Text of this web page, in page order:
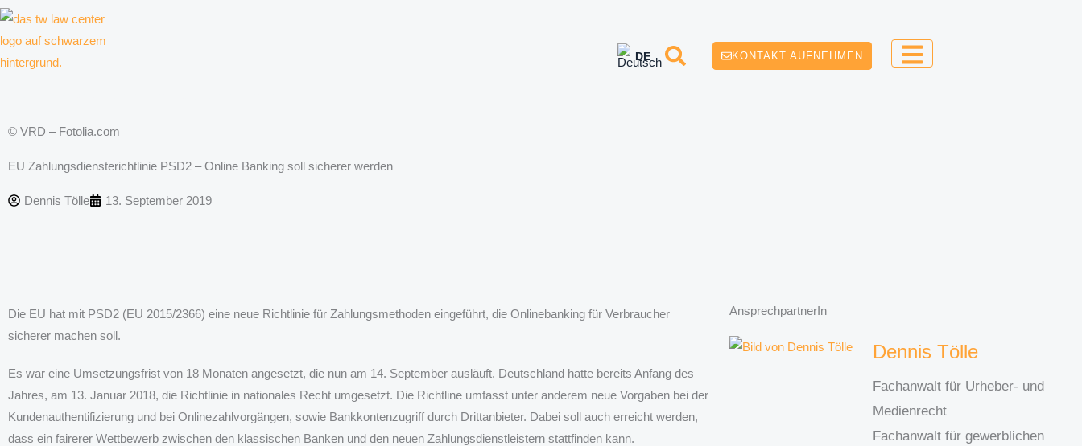
Zum
KONTAKT AUFNEHMEN
© VRD – Fotolia.com
EU Zahlungsdiensterichtlinie PSD2 – Online Banking soll sicherer werden
Dennis Tölle 13. September 2019
Die EU hat mit PSD2 (EU 2015/2366) eine neue Richtlinie für Zahlungsmethoden eingeführt, die Onlinebanking für Verbraucher
sicherer machen soll.
Es war eine Umsetzungsfrist von 18 Monaten angesetzt, die nun am 14. September ausläuft. Deutschland hatte bereits Anfang des
Jahres, am 13. Januar 2018, die Richtlinie in nationales Recht umgesetzt. Die Richtline umfasst unter anderem neue Vorgaben bei der
Kundenauthentifizierung und bei Onlinezahlvorgängen, sowie Bankkontenzugriff durch Drittanbieter. Dabei soll auch erreicht werden,
dass ein fairerer Wettbewerb zwischen den klassischen Banken und den neuen Zahlungsdienstleistern stattfinden kann.
AnsprechpartnerIn
Dennis Tölle
Fachanwalt für Urheber- und
Medienrecht
Fachanwalt für gewerblichen